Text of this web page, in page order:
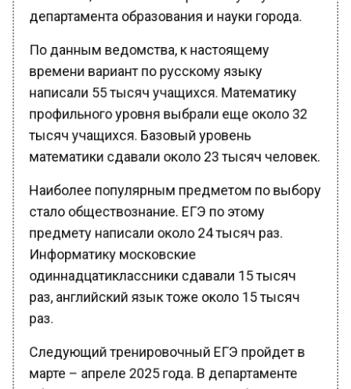
департамента образования и науки города.
По данным ведомства, к настоящему
времени вариант по русскому языку
написали 55 тысяч учащихся. Математику
профильного уровня выбрали еще около 32
тысяч учащихся. Базовый уровень
математики сдавали около 23 тысяч человек.
Наиболее популярным предметом по выбору
стало обществознание. ЕГЭ по этому
предмету написали около 24 тысяч раз.
Информатику московские
одиннадцатиклассники сдавали 15 тысяч
раз, английский язык тоже около 15 тысяч
раз.
Следующий тренировочный ЕГЭ пройдет в
марте – апреле 2025 года. В департаменте